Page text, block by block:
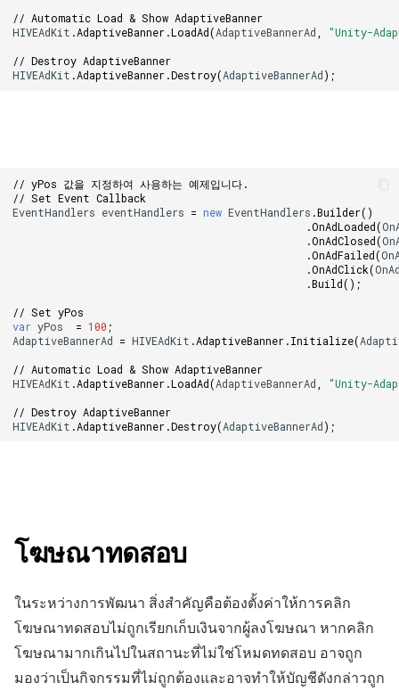
// Automatic Load & Show AdaptiveBanner
HIVEAdKit .AdaptiveBanner.LoadAd(AdaptiveBannerAd,
"Unity-
// Destroy AdaptiveBanner
HIVEAdKit .AdaptiveBanner.Destroy(AdaptiveBannerAd);
// yPos 값을 지정하여 사용하는 예제입니다.
// Set Event Callback
EventHandlers eventHandlers = new EventHandlers .Builder()
.OnAdLoaded(
.OnAdClosed(
.OnAdFailed(
.OnAdClick(
.Build();
// Set yPos
var yPos = 100 ;
AdaptiveBannerAd = HIVEAdKit .AdaptiveBanner.Initialize(
// Automatic Load & Show AdaptiveBanner
HIVEAdKit .AdaptiveBanner.LoadAd(AdaptiveBannerAd
"Unity-
// Destroy AdaptiveBanner
HIVEAdKit .AdaptiveBanner.Destroy(AdaptiveBannerAd);
โฆษณาทดสอบ
ในระหว่างการพัฒนา สิ่งสำคัญคือต้องตั้งค่าให้การคลิก
โฆษณาทดสอบไม่ถูกเรียกเก็บเงินจากผู้ลงโฆษณา หากคลิก
โฆษณามากเกินไปในสถานะที่ไม่ใช่โหมดทดสอบ อาจถูก
มองว่าเป็นกิจกรรมที่ไม่ถูกต้องและอาจทำให้บัญชีดังกล่าวถูก